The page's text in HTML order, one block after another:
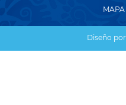
Diseño por